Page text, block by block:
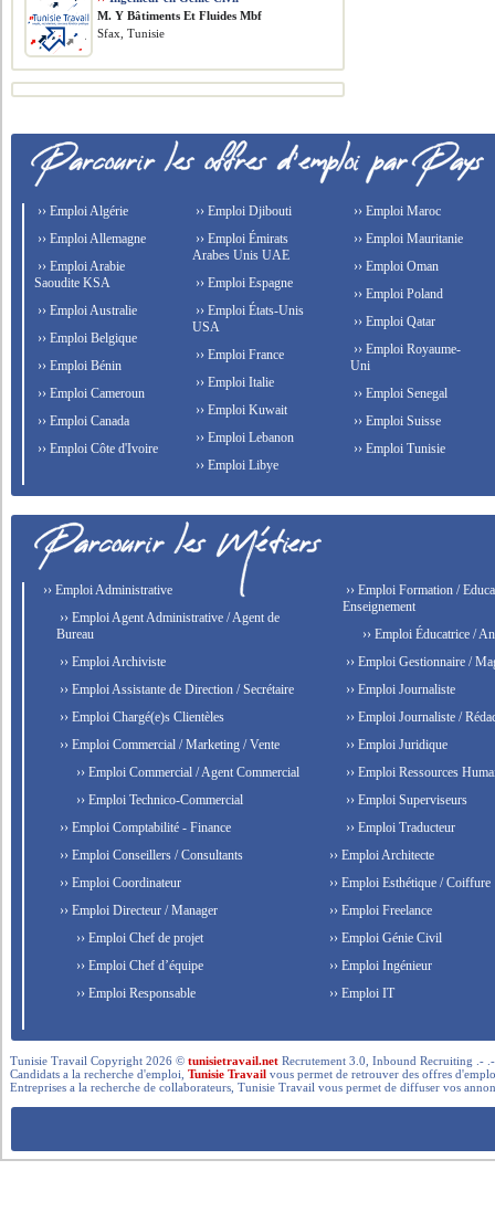
M. Y Bâtiments Et Fluides Mbf
Sfax, Tunisie
›› Emploi Algérie
›› Emploi Allemagne
›› Emploi Arabie
Saoudite KSA
›› Emploi Australie
›› Emploi Belgique
›› Emploi Bénin
›› Emploi Cameroun
›› Emploi Canada
›› Emploi Côte d'Ivoire
›› Emploi Djibouti
›› Emploi Émirats
Arabes Unis UAE
›› Emploi Espagne
›› Emploi États-Unis
USA
›› Emploi France
›› Emploi Italie
›› Emploi Kuwait
›› Emploi Lebanon
›› Emploi Libye
›› Emploi Maroc
›› Emploi Mauritanie
›› Emploi Oman
›› Emploi Poland
›› Emploi Qatar
›› Emploi Royaume-
Uni
›› Emploi Senegal
›› Emploi Suisse
›› Emploi Tunisie
›› Emploi Administrative
›› Emploi Agent Administrative / Agent de
Bureau
›› Emploi Archiviste
›› Emploi Assistante de Direction / Secrétaire
›› Emploi Chargé(e)s Clientèles
›› Emploi Commercial / Marketing / Vente
›› Emploi Commercial / Agent Commercial
›› Emploi Technico-Commercial
›› Emploi Comptabilité - Finance
›› Emploi Conseillers / Consultants
›› Emploi Coordinateur
›› Emploi Directeur / Manager
›› Emploi Chef de projet
›› Emploi Chef d’équipe
›› Emploi Responsable
›› Emploi Formation /
Enseignement
›› Emploi Éducatrice /
›› Emploi Gestionnaire /
›› Emploi Journaliste
›› Emploi Journaliste /
›› Emploi Juridique
›› Emploi Ressources
›› Emploi Superviseurs
›› Emploi Traducteur
›› Emploi Architecte
›› Emploi Esthétique / Coiffure
›› Emploi Freelance
›› Emploi Génie Civil
›› Emploi Ingénieur
›› Emploi IT
Tunisie Travail Copyright 2026 ©tunisietravail.net Recrutement 3.0, Inbound Recruiting .-
Candidats a la recherche d'emploi,Tunisie Travail vous permet de retrouver des offres
Entreprises a la recherche de collaborateurs, Tunisie Travail vous permet de diffuser vos